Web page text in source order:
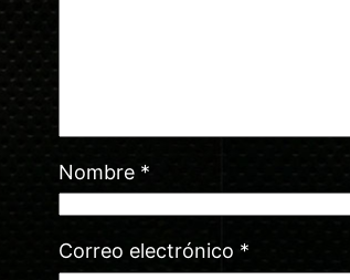
Nombre *
Correo electrónico *